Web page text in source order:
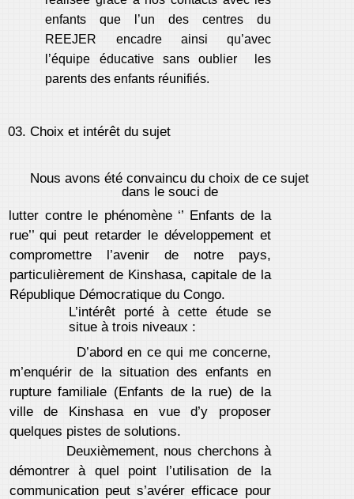
enfants que l’un des centres du
REEJER encadre ainsi qu’avec
l’équipe éducative sans oublier les
parents des enfants réunifiés.
03. Choix et intérêt du sujet
Nous avons été convaincu du choix de ce sujet
dans le souci de
lutter contre le phénomène ‘’ Enfants de la
rue’’ qui peut retarder le développement et
compromettre l’avenir de notre pays,
particulièrement de Kinshasa, capitale de la
République Démocratique du Congo.
L’intérêt porté à cette étude se
situe à trois niveaux :
D’abord en ce qui me concerne,
m’enquérir de la situation des enfants en
rupture familiale (Enfants de la rue) de la
ville de Kinshasa en vue d’y proposer
quelques pistes de solutions.
Deuxièmement, nous cherchons à
démontrer à quel point l’utilisation de la
communication peut s’avérer efficace pour